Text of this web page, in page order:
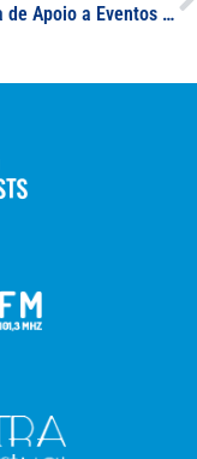
Programa de Apoio a Eventos de Extensão (PAEV)